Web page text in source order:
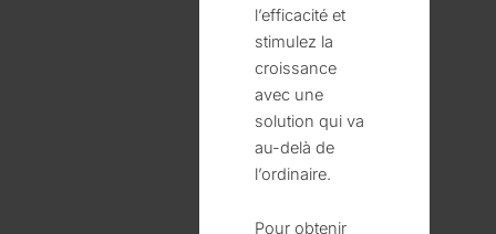
l’efficacité et
stimulez la
croissance
avec une
solution qui va
au-delà de
l’ordinaire.
Pour obtenir